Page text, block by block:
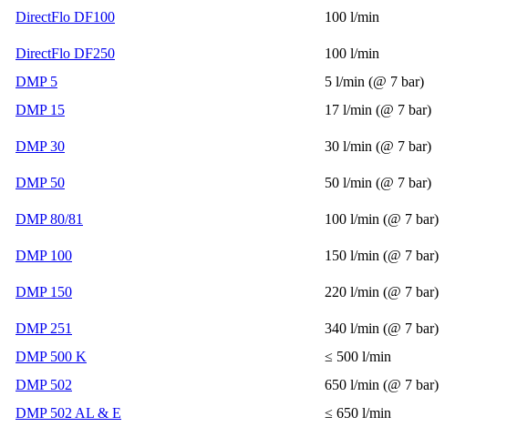
DirectFlo DF100
100 l/min
DirectFlo DF250
100 l/min
DMP 5
5 l/min (@ 7 bar)
DMP 15
17 l/min (@ 7 bar)
DMP 30
30 l/min (@ 7 bar)
DMP 50
50 l/min (@ 7 bar)
DMP 80/81
100 l/min (@ 7 bar)
DMP 100
150 l/min (@ 7 bar)
DMP 150
220 l/min (@ 7 bar)
DMP 251
340 l/min (@ 7 bar)
DMP 500 K
≤ 500 l/min
DMP 502
650 l/min (@ 7 bar)
DMP 502 AL & E
≤ 650 l/min